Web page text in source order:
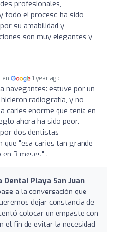
profesionales,
todo el proceso ha sido
su amabilidad y
son muy elegantes y
en 1 year ago
navegantes: estuve por un
radiografía, y no
caries enorme que tenía en
ahora ha sido peor.
dos dentistas
que "esa caries tan grande
en 3 meses" .
Dental Playa San Juan
a la conversación que
dejar constancia de
colocar un empaste con
el fin de evitar la necesidad